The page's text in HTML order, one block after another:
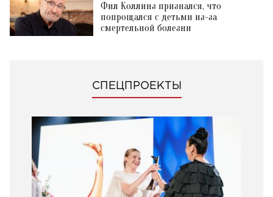
Фил Коллинз признался, что
попрощался с детьми из-за
смертельной болезни
СПЕЦПРОЕКТЫ